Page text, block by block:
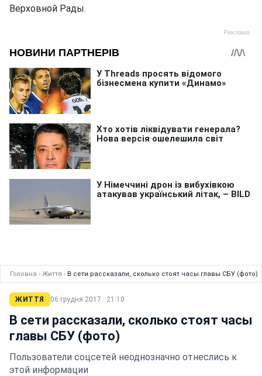
Верховной Рады.
Головна › Життя › В сети рассказали, сколько стоят часы главы СБУ (фото)
ЖИТТЯ 06 грудня 2017 · 21:10
В сети рассказали, сколько стоят часы
главы СБУ (фото)
Пользователи соцсетей неоднозначно отнеслись к
этой информации